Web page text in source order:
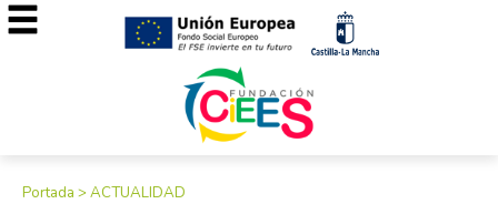
Portada >ACTUALIDAD